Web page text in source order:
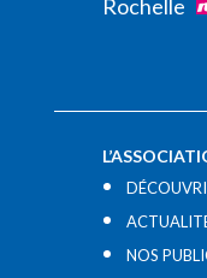
Rochelle
NOS